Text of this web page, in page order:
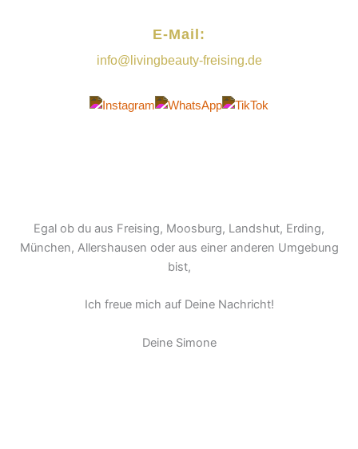
E-Mail:
info@livingbeauty-freising.de
Egal ob du aus Freising, Moosburg, Landshut, Erding,
München, Allershausen oder aus einer anderen Umgebung
bist,
Ich freue mich auf Deine Nachricht!
Deine Simone